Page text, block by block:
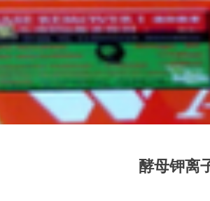
酵母钾离